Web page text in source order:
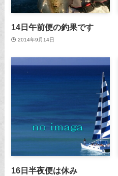
14日午前便の釣果です
2014年9月14日
16日半夜便は休み